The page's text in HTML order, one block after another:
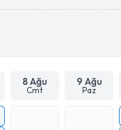
Takvim Talebini Gönder
8 Ağu
Cmt
9 Ağu
Paz